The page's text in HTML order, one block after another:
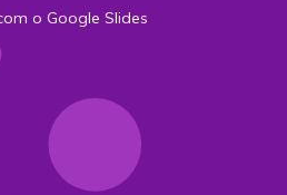
o Google Slides